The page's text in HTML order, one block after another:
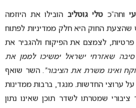
וחה”כ טלי גוטליב הובילו את היוזמה
שהצעת החוק היא חלק ממדיניות לפתוח
לצמצם את הפיקוח ולהגביר את
סיבה שאזרחי ישראל ימשיכו לממן את
ואינו משרת את הציבור”.השר שואף
על ערוצי החדשות. מנגד, ברבות ממדינות
שמטרתו לשדר תוכן שאינו נתון